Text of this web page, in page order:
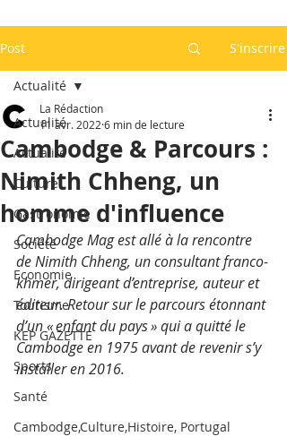
Post S'inscrire
Actualité
Actualité
Culture
Gastronomie
Société
Economie
Tourisme
KEP GAZETTE
Sports
Santé
Cambodge,Culture,Histoire, Portugal
Actualité
Cambodge & Parcours :
Nimith Chheng, un
homme d'influence
La Rédaction
11 avr. 2022 6 min de lecture
Cambodge Mag est allé à la rencontre
de Nimith Chheng, un consultant franco-
khmer, dirigeant d’entreprise, auteur et
éditeur. Retour sur le parcours étonnant
d’un « enfant du pays » qui a quitté le
Cambodge en 1975 avant de revenir s’y
installer en 2016.